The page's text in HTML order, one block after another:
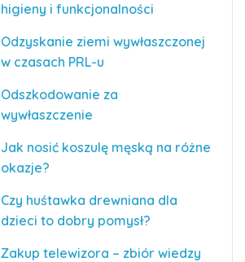
higieny i funkcjonalności
Odzyskanie ziemi wywłaszczonej
w czasach PRL-u
Odszkodowanie za
wywłaszczenie
Jak nosić koszulę męską na różne
okazje?
Czy huśtawka drewniana dla
dzieci to dobry pomysł?
Zakup telewizora – zbiór wiedzy